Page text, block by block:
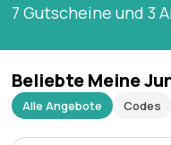
7 Gutscheine und 3
Beliebte Meine
Alle Angebote Codes